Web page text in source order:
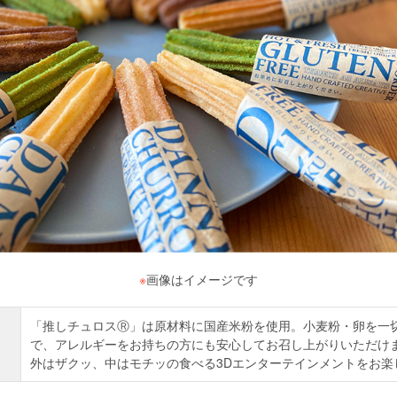
※画像はイメージです
「推しチュロスⓇ」は原材料に国産米粉を使用。小麦粉・卵を一
で、アレルギーをお持ちの方にも安心してお召し上がりいただけ
外はザクッ、中はモチッの食べる3Dエンターテインメントをお